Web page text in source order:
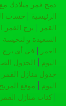
دمج قمر ميلادك
الرئيسية
حساب
القمر
برج القمر
السعيدة والنحيسة
العمر
في أي برج
اليوم
الجدول الصيني
جدول منازل القمر للعام
اليوم
موقع
كتاب منازل القمر